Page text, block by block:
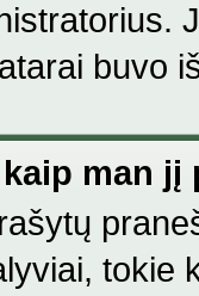
buvo
man jį
tokie